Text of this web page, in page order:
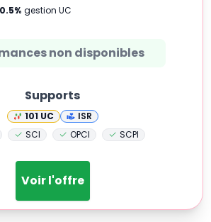
0.5% gestion UC
non disponibles
Supports
101 UC
ISR
SCI OPCI SCPI
Voir l'offre